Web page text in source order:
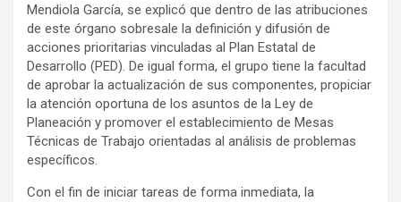
Mendiola García, se explicó que dentro de las atribuciones
de este órgano sobresale la definición y difusión de
acciones prioritarias vinculadas al Plan Estatal de
Desarrollo (PED). De igual forma, el grupo tiene la facultad
de aprobar la actualización de sus componentes, propiciar
la atención oportuna de los asuntos de la Ley de
Planeación y promover el establecimiento de Mesas
Técnicas de Trabajo orientadas al análisis de problemas
específicos.
Con el fin de iniciar tareas de forma inmediata, la